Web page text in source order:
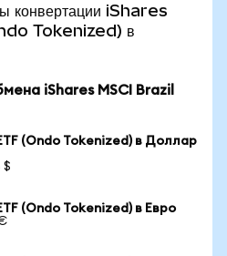
конвертации iShares
Tokenized) в
iShares MSCI Brazil
(Ondo Tokenized) в Доллар
$
(Ondo Tokenized) в Евро